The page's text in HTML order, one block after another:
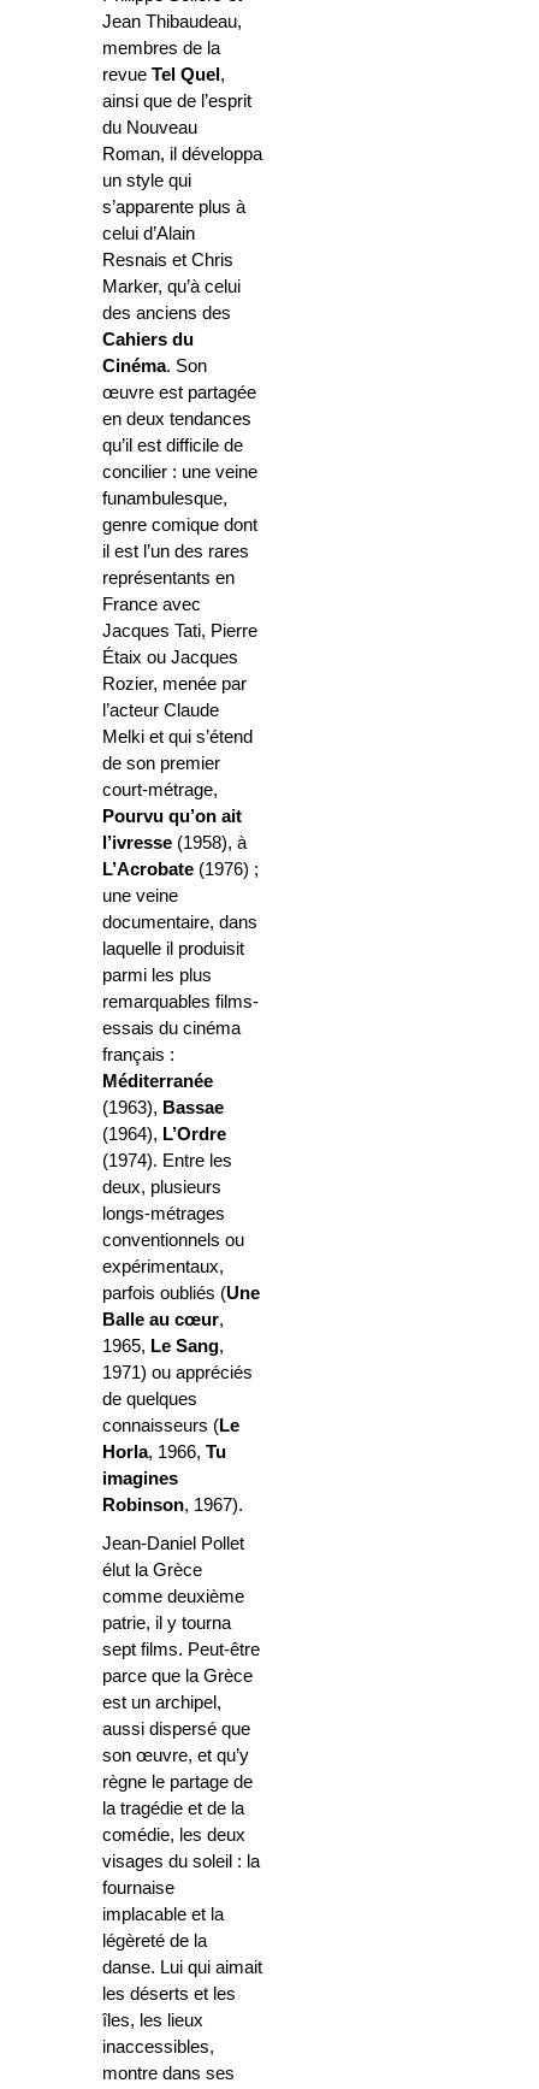
Jean Thibaudeau,
membres de la
revue Tel Quel ,
ainsi que de l’esprit
du Nouveau
Roman, il développa
un style qui
s’apparente plus à
celui d’Alain
Resnais et Chris
Marker, qu’à celui
des anciens des
Cahiers du
Cinéma. Son
œuvre est partagée
en deux tendances
qu’il est difficile de
concilier : une veine
funambulesque,
genre comique dont
il est l’un des rares
représentants en
France avec
Jacques Tati, Pierre
Étaix ou Jacques
Rozier, menée par
l’acteur Claude
Melki et qui s’étend
de son premier
court-métrage,
Pourvu qu’on ait
l’ivresse (1958), à
L’Acrobate (1976) ;
une veine
documentaire, dans
laquelle il produisit
parmi les plus
remarquables films-
essais du cinéma
français :
Méditerranée
(1963), Bassae
(1964), L’Ordre
(1974). Entre les
deux, plusieurs
longs-métrages
conventionnels ou
expérimentaux,
parfois oubliés (Une
Balle au cœur,
1965, Le Sang,
1971) ou appréciés
de quelques
connaisseurs (Le
Horla, 1966, Tu
imagines
Robinson, 1967).
Jean-Daniel Pollet
élut la Grèce
comme deuxième
patrie, il y tourna
sept films. Peut-être
parce que la Grèce
est un archipel,
aussi dispersé que
son œuvre, et qu’y
règne le partage de
la tragédie et de la
comédie, les deux
visages du soleil : la
fournaise
implacable et la
légèreté de la
danse. Lui qui aimait
les déserts et les
îles, les lieux
inaccessibles,
montre dans ses